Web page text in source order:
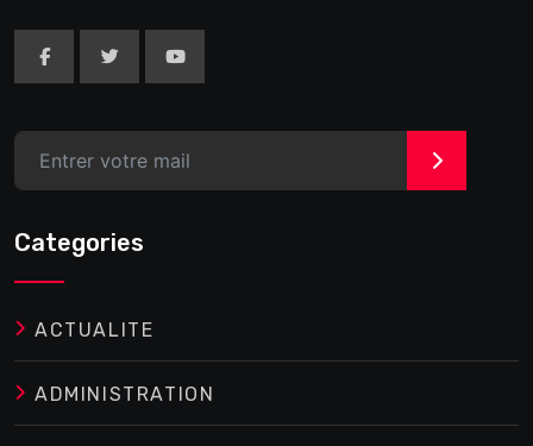
>
Categories
ACTUALITE
ADMINISTRATION